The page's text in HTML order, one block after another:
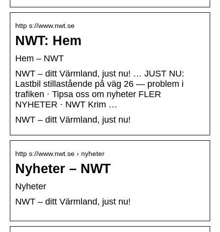
http s://www.nwt.se
NWT: Hem
Hem – NWT
NWT – ditt Värmland, just nu! … JUST NU:
Lastbil stillastående på väg 26 — problem i
trafiken · Tipsa oss om nyheter FLER
NYHETER · NWT Krim …
NWT – ditt Värmland, just nu!
http s://www.nwt.se › nyheter
Nyheter – NWT
Nyheter
NWT – ditt Värmland, just nu!